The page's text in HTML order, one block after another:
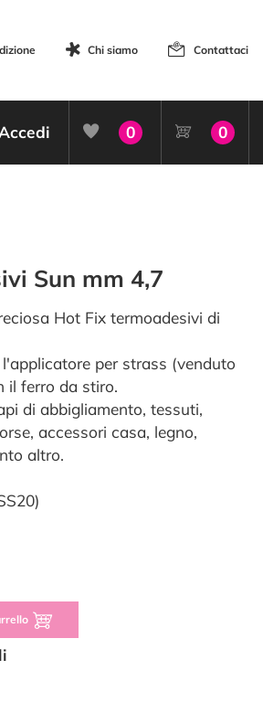
Chi siamo Contattaci
0 0
Sun mm 4,7
Hot Fix termoadesivi di
per strass (venduto
il ferro da stiro.
di abbigliamento, tessuti,
accessori casa, legno,
altro.